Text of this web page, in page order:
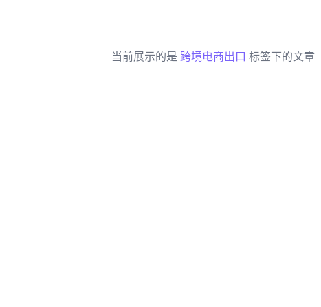
当前展示的是 跨境电商出口 标签下的文章